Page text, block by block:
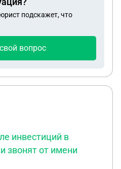
данных
подскажет, что
вопрос
инвестиций в
звонят от имени